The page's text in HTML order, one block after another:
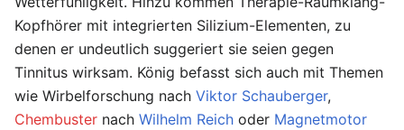
Kopfhörer mit integrierten Silizium-Elementen, zu
denen er undeutlich suggeriert sie seien gegen
Tinnitus wirksam. König befasst sich auch mit Themen
wie Wirbelforschung nach Viktor Schauberger,
Chembuster nach Wilhelm Reich oder Magnetmotor